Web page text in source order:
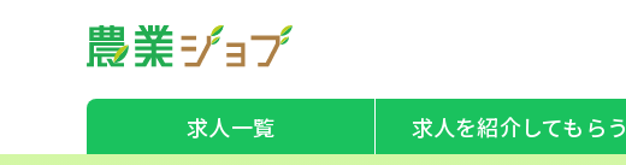
求人一覧 求人を紹介してもらう